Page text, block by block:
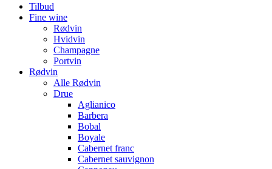
Tilbud
Fine wine
Rødvin
Hvidvin
Champagne
Portvin
Rødvin
Alle Rødvin
Drue
Aglianico
Barbera
Bobal
Boyale
Cabernet franc
Cabernet sauvignon